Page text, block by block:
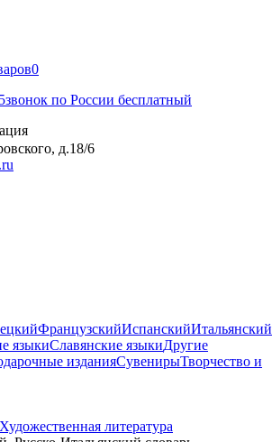
0
звонок по России бесплатный
д.18/6
ФранцузскийИспанскийИтальянский
языкиСлавянские языкиДругие
изданияСувенирыТворчество и
Художественная литература